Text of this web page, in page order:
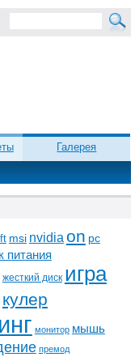
Галерея
msi nvidia on pc
питания
жесткий диск игра
кулер
монитор мышь
премод